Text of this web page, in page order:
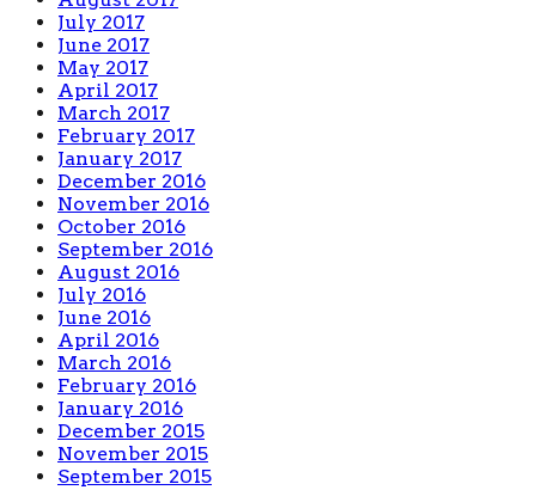
July 2017
June 2017
May 2017
April 2017
March 2017
February 2017
January 2017
December 2016
November 2016
October 2016
September 2016
August 2016
July 2016
June 2016
April 2016
March 2016
February 2016
January 2016
December 2015
November 2015
September 2015